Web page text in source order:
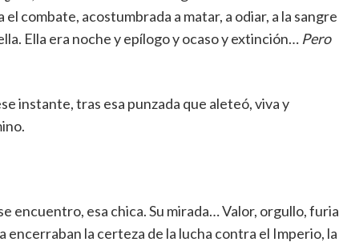
combate, acostumbrada a matar, a odiar, a la sangre
Ella era noche y epílogo y ocaso y extinción… Pero
instante, tras esa punzada que aleteó, viva y
encuentro, esa chica. Su mirada… Valor, orgullo, furia
encerraban la certeza de la lucha contra el Imperio, la